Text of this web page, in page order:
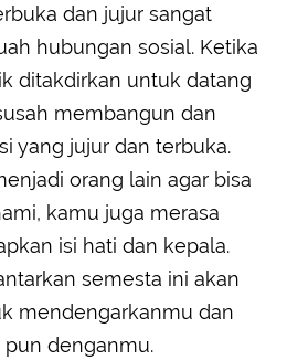
dan jujur sangat
hubungan sosial. Ketika
ditakdirkan untuk datang
membangun dan
yang jujur dan terbuka.
orang lain agar bisa
kamu juga merasa
isi hati dan kepala.
semesta ini akan
mendengarkanmu dan
denganmu.